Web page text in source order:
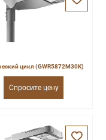
цикл (GWR5872M30K)
Спросите цену